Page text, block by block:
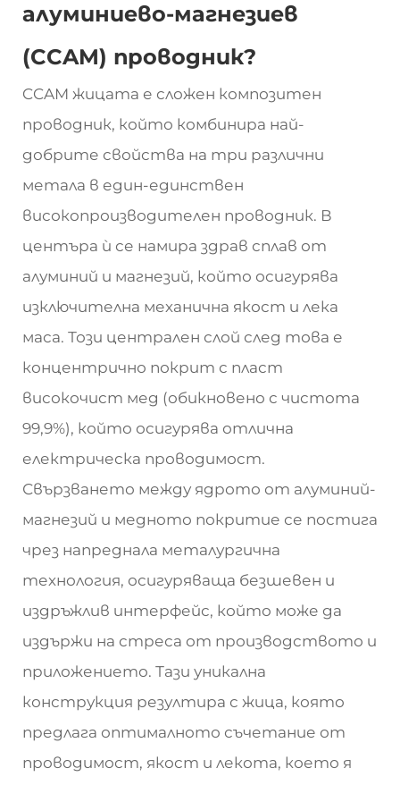
алуминиево-магнезиев
(CCAM) проводник?
CCAM жицата е сложен композитен
проводник, който комбинира най-
добрите свойства на три различни
метала в един-единствен
високопроизводителен проводник. В
центъра ѝ се намира здрав сплав от
алуминий и магнезий, който осигурява
изключителна механична якост и лека
маса. Този централен слой след това е
концентрично покрит с пласт
високочист мед (обикновено с чистота
99,9%), който осигурява отлична
електрическа проводимост.
Свързването между ядрото от алуминий-
магнезий и медното покритие се постига
чрез напреднала металургична
технология, осигуряваща безшевен и
издръжлив интерфейс, който може да
издържи на стреса от производството и
приложението. Тази уникална
конструкция резултира с жица, която
предлага оптималното съчетание от
проводимост, якост и лекота, което я